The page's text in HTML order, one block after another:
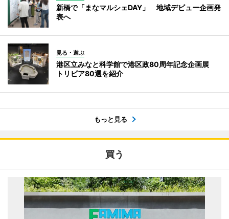
新橋で「まなマルシェDAY」 地域デビュー企画発
表へ
見る・遊ぶ
港区立みなと科学館で港区政80周年記念企画展
トリビア80選を紹介
もっと見る
買う